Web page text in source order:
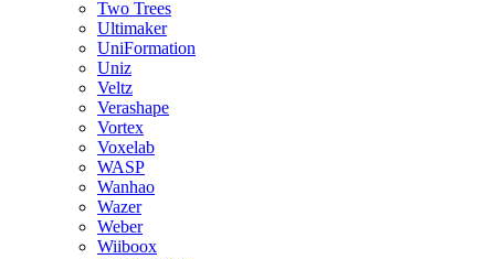
Two Trees
Ultimaker
UniFormation
Uniz
Veltz
Verashape
Vortex
Voxelab
WASP
Wanhao
Wazer
Weber
Wiiboox